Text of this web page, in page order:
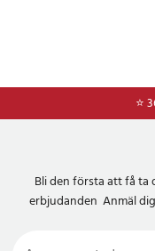
⭐
Bli den första att få ta
erbjudanden Anmäl